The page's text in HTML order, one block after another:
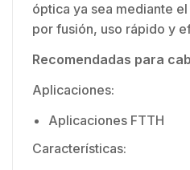
óptica ya sea mediante
por fusión, uso rápido y
Recomendadas para
Aplicaciones:
Aplicaciones FTTH
Características: